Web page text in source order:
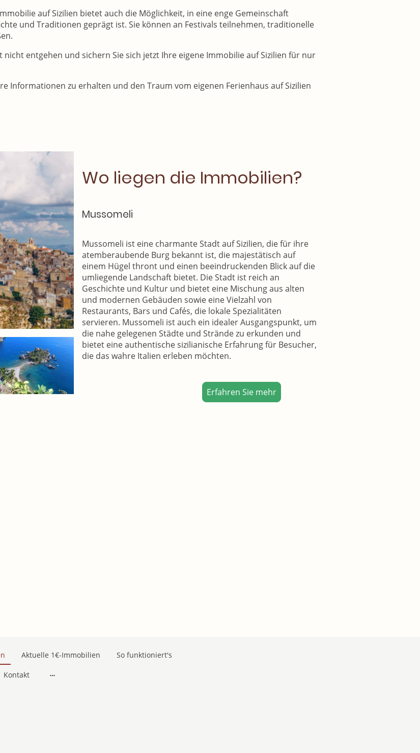
auf Sizilien bietet auch die Möglichkeit, in eine enge Gemeinschaft
und Traditionen geprägt ist. Sie können an Festivals teilnehmen, traditionelle
nicht entgehen und sichern Sie sich jetzt Ihre eigene Immobilie auf Sizilien für nur
Informationen zu erhalten und den Traum vom eigenen Ferienhaus auf Sizilien
Wo liegen die Immobilien?
Mussomeli
Mussomeli ist eine charmante Stadt auf Sizilien, die für ihre
atemberaubende Burg bekannt ist, die majestätisch auf
einem Hügel thront und einen beeindruckenden Blick auf die
umliegende Landschaft bietet. Die Stadt ist reich an
Geschichte und Kultur und bietet eine Mischung aus alten
und modernen Gebäuden sowie eine Vielzahl von
Restaurants, Bars und Cafés, die lokale Spezialitäten
servieren. Mussomeli ist auch ein idealer Ausgangspunkt, um
die nahe gelegenen Städte und Strände zu erkunden und
bietet eine authentische sizilianische Erfahrung für Besucher,
die das wahre Italien erleben möchten.
Erfahren Sie mehr
Aktuelle 1€-Immobilien So funktioniert's
Kontakt